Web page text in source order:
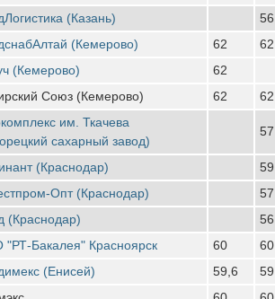
(Казань)
(Кемерово) 62
62
(Кемерово)
62
Союз (Кемерово)
62 62
им. Ткачева
сахарный завод)
57
(Краснодар)
59
Опт (Краснодар)
(Краснодар)
Бакалея" Красноярск 60
60
(Енисей)
59,6